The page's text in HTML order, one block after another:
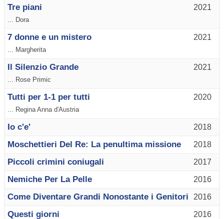
2021
Tre piani
... Dora
2021
7 donne e un mistero
... Margherita
2021
Il Silenzio Grande
... Rose Primic
2020
Tutti per 1-1 per tutti
... Regina Anna d'Austria
2018
Io c'e'
2018
Moschettieri Del Re: La penultima missione
2017
Piccoli crimini coniugali
2016
Nemiche Per La Pelle
2016
Come Diventare Grandi Nonostante i Genitori
2016
Questi giorni